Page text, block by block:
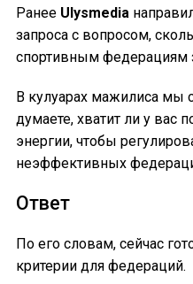
Ранее Ulysmedia
запроса с вопросом,
спортивным федерациям
В кулуарах мажилиса мы
думаете, хватит ли у вас
энергии, чтобы
неэффективных
Ответ
По его словам, сейчас
критерии для федераций.